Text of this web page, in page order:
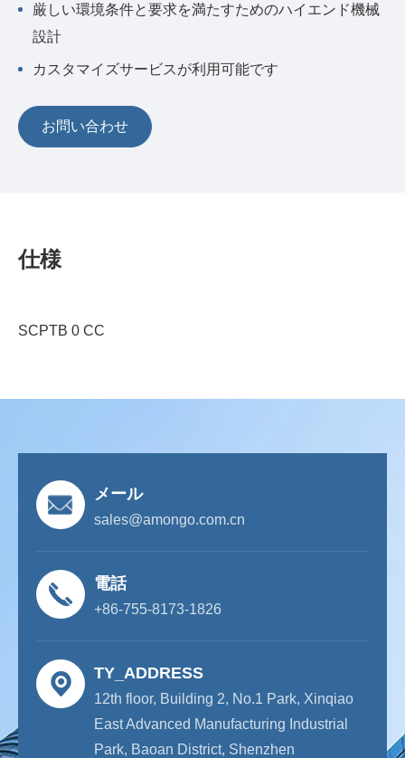
厳しい環境条件と要求を満たすためのハイエンド機械
設計
カスタマイズサービスが利用可能です
お問い合わせ
仕様
SCPTB 0 CC
メール
sales@amongo.com.cn
電話
+86-755-8173-1826
TY_ADDRESS
12th floor, Building 2, No.1 Park, Xinqiao
East Advanced Manufacturing Industrial
Park, Baoan District, Shenzhen